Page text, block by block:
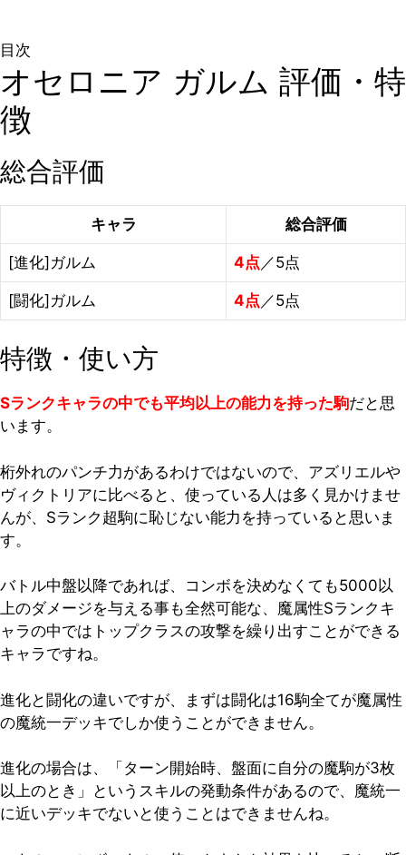
目次
オセロニア ガルム 評価・特
徴
総合評価
キャラ 総合評価
[進化]ガルム 4点 ／5点
[闘化]ガルム 4点 ／5点
特徴・使い方
Sランクキャラの中でも平均以上の能力を持った駒だと思
います。
桁外れのパンチ力があるわけではないので、アズリエルや
ヴィクトリアに比べると、使っている人は多く見かけませ
んが、Sランク超駒に恥じない能力を持っていると思いま
す。
バトル中盤以降であれば、コンボを決めなくても5000以
上のダメージを与える事も全然可能な、魔属性Sランクキ
ャラの中ではトップクラスの攻撃を繰り出すことができる
キャラですね。
進化と闘化の違いですが、まずは闘化は16駒全てが魔属性
の魔統一デッキでしか使うことができません。
進化の場合は、「ターン開始時、盤面に自分の魔駒が3枚
以上のとき」というスキルの発動条件があるので、魔統一
に近いデッキでないと使うことはできませんね。